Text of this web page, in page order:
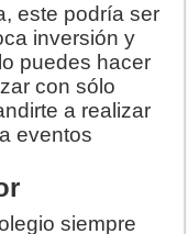
este podría ser
inversión y
puedes hacer
con sólo
a realizar
eventos
siempre